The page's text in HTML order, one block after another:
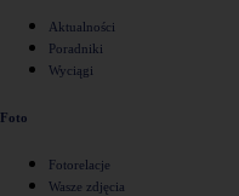
Aktualności
Poradniki
Wyciągi
Foto
Fotorelacje
Wasze zdjęcia